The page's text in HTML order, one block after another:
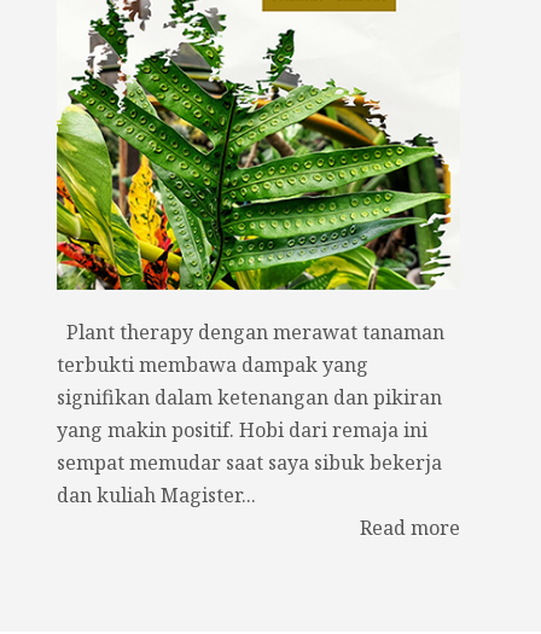
Plant therapy dengan merawat tanaman
terbukti membawa dampak yang
signifikan dalam ketenangan dan pikiran
yang makin positif. Hobi dari remaja ini
sempat memudar saat saya sibuk bekerja
dan kuliah Magister...
Read more